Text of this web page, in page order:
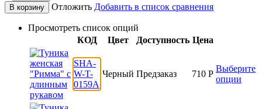
В корзину Отложить Добавить в список сравнения
Просмотреть список опций
КОД
Цвет Доступность Цена
SHA-
W-T-
0159A
Черный Предзаказ 710 Р
Выберите
опции